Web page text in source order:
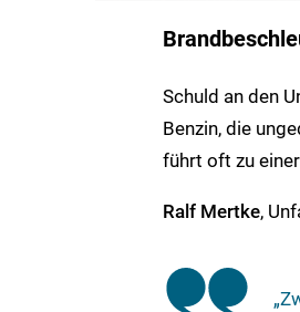
Schuld an den
Benzin, die
führt oft zu
Ralf Mertke,